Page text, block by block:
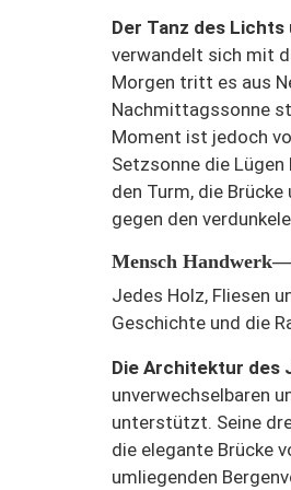
Der Tanz des
verwandelt sich mit
Morgen tritt es aus
Nachmittagssonne
Moment ist jedoch
Setzsonne die
den Turm, die
gegen den
Mensch Handwerk—
Jedes Holz, Fliesen
Geschichte und die
Die Architektur des
unverwechselbaren
unterstützt. Seine
die elegante Brücke
umliegenden Bergen